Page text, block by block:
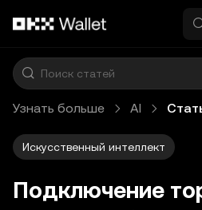
Узнать больше AI
Искусственный интеллект
Подключение